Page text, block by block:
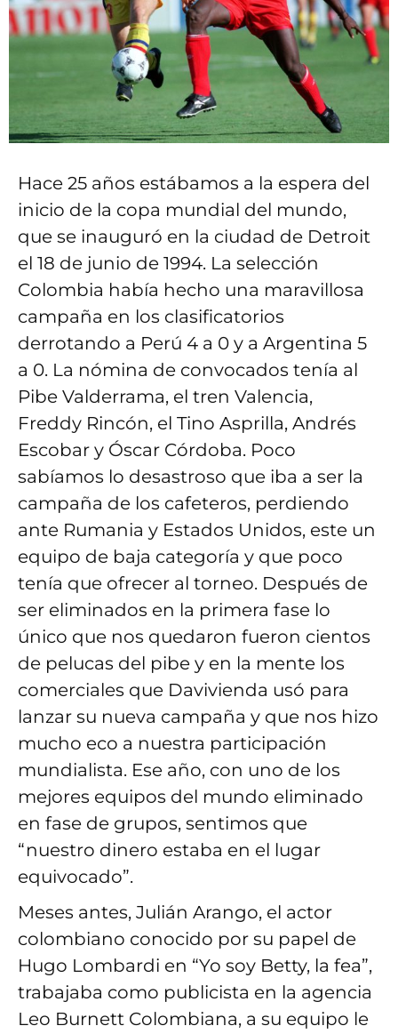
Hace 25 años estábamos a la espera del
inicio de la copa mundial del mundo,
que se inauguró en la ciudad de Detroit
el 18 de junio de 1994. La selección
Colombia había hecho una maravillosa
campaña en los clasificatorios
derrotando a Perú 4 a 0 y a Argentina 5
a 0. La nómina de convocados tenía al
Pibe Valderrama, el tren Valencia,
Freddy Rincón, el Tino Asprilla, Andrés
Escobar y Óscar Córdoba. Poco
sabíamos lo desastroso que iba a ser la
campaña de los cafeteros, perdiendo
ante Rumania y Estados Unidos, este un
equipo de baja categoría y que poco
tenía que ofrecer al torneo. Después de
ser eliminados en la primera fase lo
único que nos quedaron fueron cientos
de pelucas del pibe y en la mente los
comerciales que Davivienda usó para
lanzar su nueva campaña y que nos hizo
mucho eco a nuestra participación
mundialista. Ese año, con uno de los
mejores equipos del mundo eliminado
en fase de grupos, sentimos que
“nuestro dinero estaba en el lugar
equivocado”.
Meses antes, Julián Arango, el actor
colombiano conocido por su papel de
Hugo Lombardi en “Yo soy Betty, la fea”,
trabajaba como publicista en la agencia
Leo Burnett Colombiana, a su equipo le